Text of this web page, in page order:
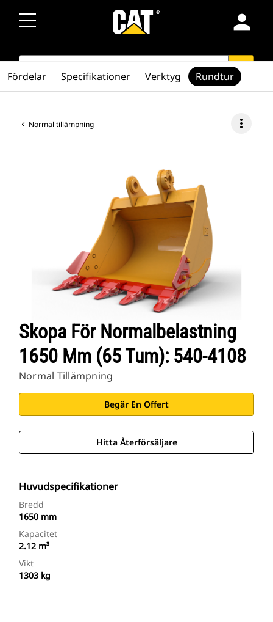
person
SEARCH search
Normal tillämpning more_vert
Skopa För Normalbelastning
1650 Mm (65 Tum): 540-4108
Normal Tillämpning
Begär En Offert
Hitta Återförsäljare
Huvudspecifikationer
Bredd
1650 mm
Kapacitet
2.12 m³
Vikt
1303 kg
Fördelar Specifikationer Verktyg Rundtur